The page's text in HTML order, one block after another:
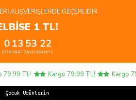
ALIŞVERIŞLERDE GEÇERLIDIR.
1 TL!
0
GÜN
13
SAAT
53
DAKIKA
22
SANIYE
TL! Kargo 79,99 TL! Kargo
Çocuk Ürünlerinde